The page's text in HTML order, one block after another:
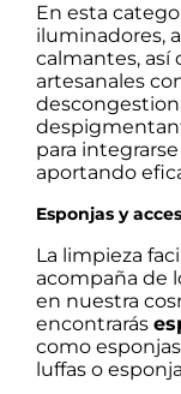
En esta
iluminadores,
calmantes, así
artesanales
para
aportando
Esponjas y
La limpieza
acompaña de
en nuestra
encontrarás
como
luffas o